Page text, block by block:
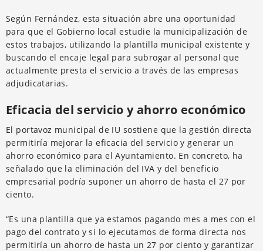
Según Fernández, esta situación abre una oportunidad
para que el Gobierno local estudie la municipalización de
estos trabajos, utilizando la plantilla municipal existente y
buscando el encaje legal para subrogar al personal que
actualmente presta el servicio a través de las empresas
adjudicatarias.
Eficacia del servicio y ahorro económico
El portavoz municipal de IU sostiene que la gestión directa
permitiría mejorar la eficacia del servicio y generar un
ahorro económico para el Ayuntamiento. En concreto, ha
señalado que la eliminación del IVA y del beneficio
empresarial podría suponer un ahorro de hasta el 27 por
ciento.
“Es una plantilla que ya estamos pagando mes a mes con el
pago del contrato y si lo ejecutamos de forma directa nos
permitiría un ahorro de hasta un 27 por ciento y garantizar